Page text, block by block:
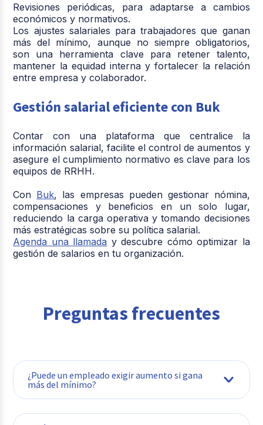
Revisiones periódicas, para adaptarse a cambios
económicos y normativos.
Los ajustes salariales para trabajadores que ganan
más del mínimo, aunque no siempre obligatorios,
son una herramienta clave para retener talento,
mantener la equidad interna y fortalecer la relación
entre empresa y colaborador.
Gestión salarial eficiente con Buk
Contar con una plataforma que centralice la
información salarial, facilite el control de aumentos y
asegure el cumplimiento normativo es clave para los
equipos de RRHH.
Con Buk, las empresas pueden gestionar nómina,
compensaciones y beneficios en un solo lugar,
reduciendo la carga operativa y tomando decisiones
más estratégicas sobre su política salarial.
Agenda una llamada y descubre cómo optimizar la
gestión de salarios en tu organización.
Preguntas frecuentes
¿Puede un empleado exigir aumento si gana
más del mínimo?